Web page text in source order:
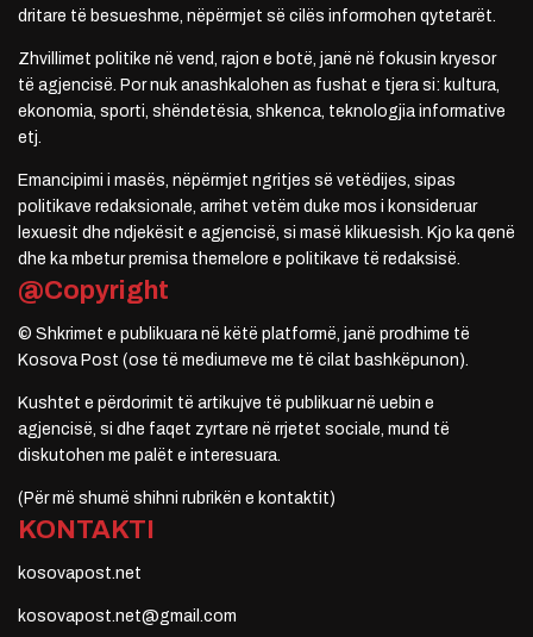
dritare të besueshme, nëpërmjet së cilës informohen qytetarët.
Zhvillimet politike në vend, rajon e botë, janë në fokusin kryesor
të agjencisë. Por nuk anashkalohen as fushat e tjera si: kultura,
ekonomia, sporti, shëndetësia, shkenca, teknologjia informative
etj.
Emancipimi i masës, nëpërmjet ngritjes së vetëdijes, sipas
politikave redaksionale, arrihet vetëm duke mos i konsideruar
lexuesit dhe ndjekësit e agjencisë, si masë klikuesish. Kjo ka qenë
dhe ka mbetur premisa themelore e politikave të redaksisë.
@Copyright
© Shkrimet e publikuara në këtë platformë, janë prodhime të
Kosova Post (ose të mediumeve me të cilat bashkëpunon).
Kushtet e përdorimit të artikujve të publikuar në uebin e
agjencisë, si dhe faqet zyrtare në rrjetet sociale, mund të
diskutohen me palët e interesuara.
(Për më shumë shihni rubrikën e kontaktit)
KONTAKTI
kosovapost.net
kosovapost.net@gmail.com